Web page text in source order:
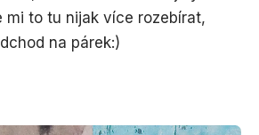
mi to tu nijak více rozebírat,
na párek:)